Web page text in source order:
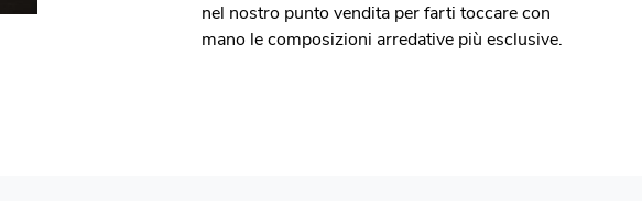
nel nostro punto vendita per farti toccare con
mano le composizioni arredative più esclusive.